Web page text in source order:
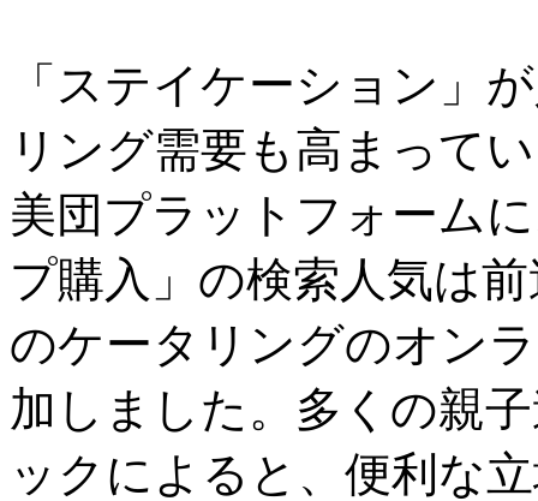
「ステイケーション」
リング需要も高まって
美団プラットフォーム
プ購入」の検索人気は
のケータリングのオン
加しました。多くの親
ックによると、便利な